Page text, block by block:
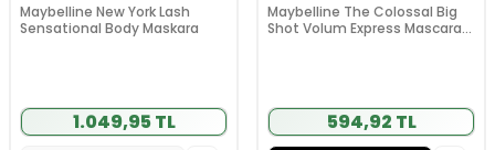
Maybelline New York Lash
Sensational Body Maskara
1.049,95 TL
Maybelline The Colossal Big
Shot Volum Express Mascara
594,92 TL